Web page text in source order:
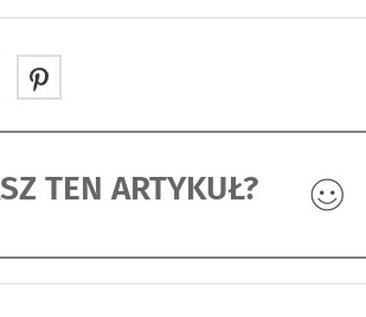
TEN ARTYKUŁ?